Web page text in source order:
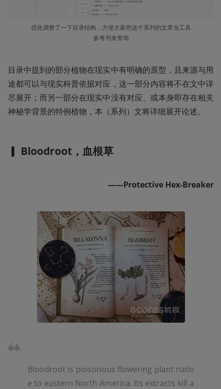
优化调整了一下目录结构，方便大家把这个系列的文章当工具
参考书来查询
目录中提到的部分植物在现实中有明确的原型，且来源与用
途都可以与现实科普依据对应，这一部分内容将不在文中详
尽展开；而另一部分在现实中没有对应、或本身即存在相关
神秘学背景的特例植物，本（系列）文将详细展开论述。
▎ Bloodroot，血根草
——Protective Hex-Breaker
Bloodroot is poisonous flowering plant nativ
e to eastern North America. Its extracts kill a